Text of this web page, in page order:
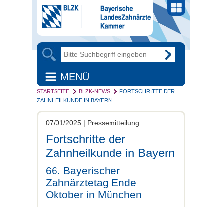
MENÜ
STARTSEITE BLZK-NEWS
FORTSCHRITTE DER
ZAHNHEILKUNDE IN BAYERN
07/01/2025 | Pressemitteilung
Fortschritte der
Zahnheilkunde in Bayern
66. Bayerischer
Zahnärztetag Ende
Oktober in München